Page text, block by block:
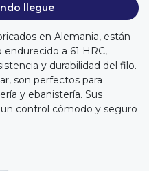
llegue
en Alemania, están
a 61 HRC,
y durabilidad del filo.
son perfectos para
y ebanistería. Sus
control cómodo y seguro